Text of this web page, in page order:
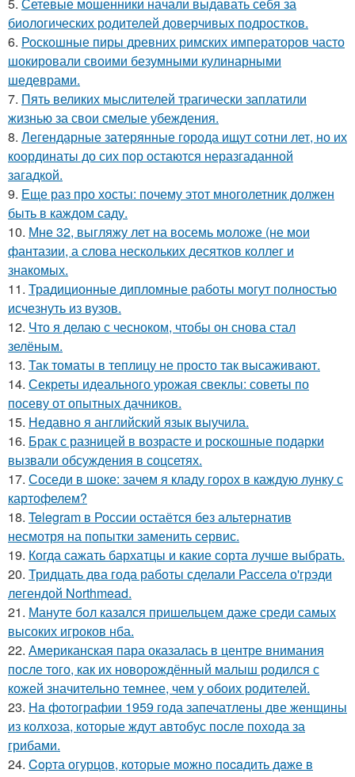
биологических родителей доверчивых подростков.
6. Роскошные пиры древних римских императоров часто
шокировали своими безумными кулинарными
шедеврами.
7. Пять великих мыслителей трагически заплатили
жизнью за свои смелые убеждения.
8. Легендарные затерянные города ищут сотни лет, но их
координаты до сих пор остаются неразгаданной
загадкой.
9. Еще раз про хосты: почему этот многолетник должен
быть в каждом саду.
10. Мне 32, выгляжу лет на восемь моложе (не мои
фантазии, а слова нескольких десятков коллег и
знакомых.
11. Традиционные дипломные работы могут полностью
исчезнуть из вузов.
12. Что я делаю с чесноком, чтобы он снова стал
зелёным.
13. Так томаты в теплицу не просто так высаживают.
14. Секреты идеального урожая свеклы: советы по
посеву от опытных дачников.
15. Недавно я английский язык выучила.
16. Брак с разницей в возрасте и роскошные подарки
вызвали обсуждения в соцсетях.
17. Соседи в шоке: зачем я кладу горох в каждую лунку с
картофелем?
18. Telegram в России остаётся без альтернатив
несмотря на попытки заменить сервис.
19. Когда сажать бархатцы и какие сорта лучше выбрать.
20. Тридцать два года работы сделали Рассела о'грэди
легендой Northmead.
21. Мануте бол казался пришельцем даже среди самых
высоких игроков нба.
22. Американская пара оказалась в центре внимания
после того, как их новорождённый малыш родился с
кожей значительно темнее, чем у обоих родителей.
23. Ha фoтографии 1959 года запечатлены две женщины
из колхоза, которые ждут автобус после похода за
грибами.
24. Copта огурцов, которые мoжно пocaдить дaже в